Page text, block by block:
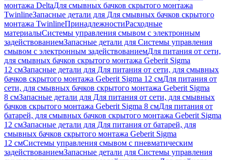
монтажа DeltaДля смывных бачков скрытого монтажа
TwinlineЗапасные детали для Для смывных бачков скрытого
монтажа TwinlineПринадлежностиРасходные
материалыСистемы управления смывом с электронным
задействованиемЗапасные детали для Системы управления
смывом с электронным задействованиемДля питания от сети,
для смывных бачков скрытого монтажа Geberit Sigma
12 смЗапасные детали для Для питания от сети, для смывных
бачков скрытого монтажа Geberit Sigma 12 смДля питания от
сети, для смывных бачков скрытого монтажа Geberit Sigma
8 смЗапасные детали для Для питания от сети, для смывных
бачков скрытого монтажа Geberit Sigma 8 смДля питания от
батарей, для смывных бачков скрытого монтажа Geberit Sigma
12 смЗапасные детали для Для питания от батарей, для
смывных бачков скрытого монтажа Geberit Sigma
12 смСистемы управления смывом с пневматическим
задействованиемЗапасные детали для Системы управления